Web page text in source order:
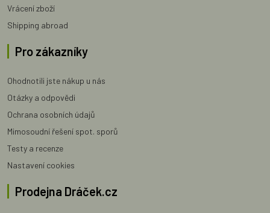
Vrácení zboží
Shipping abroad
Pro zákazníky
Ohodnotili jste nákup u nás
Otázky a odpovědi
Ochrana osobních údajů
Mimosoudní řešení spot. sporů
Testy a recenze
Nastavení cookies
Prodejna Dráček.cz